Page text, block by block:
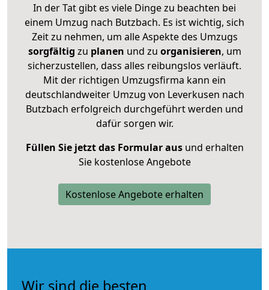
In der Tat gibt es viele Dinge zu beachten bei
einem Umzug nach Butzbach. Es ist wichtig, sich
Zeit zu nehmen, um alle Aspekte des Umzugs
sorgfältig zu planen und zu organisieren, um
sicherzustellen, dass alles reibungslos verläuft.
Mit der richtigen Umzugsfirma kann ein
deutschlandweiter Umzug von Leverkusen nach
Butzbach erfolgreich durchgeführt werden und
dafür sorgen wir.
Füllen Sie jetzt das Formular ausund erhalten
Sie kostenlose Angebote
Kostenlose Angebote erhalten
Wir sind die besten